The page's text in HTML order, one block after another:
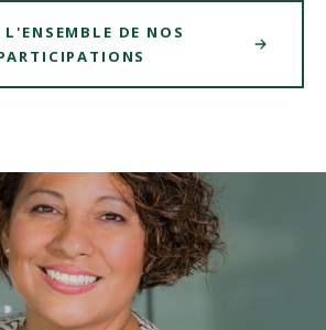
L'ENSEMBLE DE NOS